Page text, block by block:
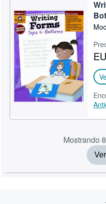
Mostrando